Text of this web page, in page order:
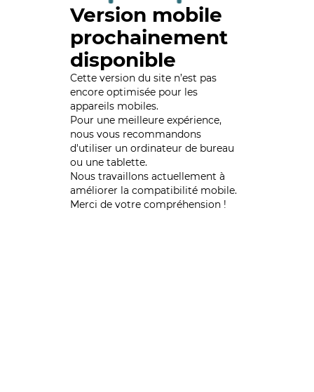
Version mobile
prochainement
disponible
Cette version du site n’est pas
encore optimisée pour les
appareils mobiles.
Pour une meilleure expérience,
nous vous recommandons
d'utiliser un ordinateur de bureau
ou une tablette.
Nous travaillons actuellement à
améliorer la compatibilité mobile.
Merci de votre compréhension !